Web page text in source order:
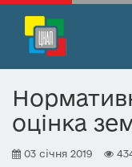
е
й
и
оцінка
03 січня 2019